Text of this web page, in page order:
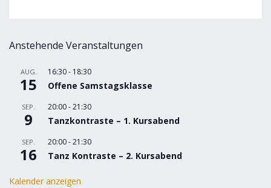
Anstehende Veranstaltungen
AUG.
15
16:30- 18:30
Offene Samstagsklasse
SEP.
9
20:00-21:30
Tanzkontraste – 1. Kursabend
SEP.
16
20:00-21:30
Tanz Kontraste – 2. Kursabend
Kalender anzeigen